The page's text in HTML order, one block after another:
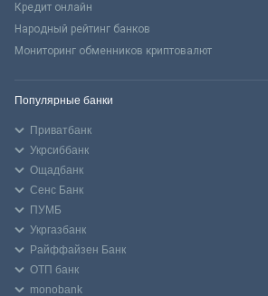
Кредит онлайн
Народный рейтинг банков
Мониторинг обменников криптовалют
Популярные банки
Приватбанк
Укрсиббанк
Ощадбанк
Сенс Банк
ПУМБ
Укргазбанк
Райффайзен Банк
ОТП банк
monobank